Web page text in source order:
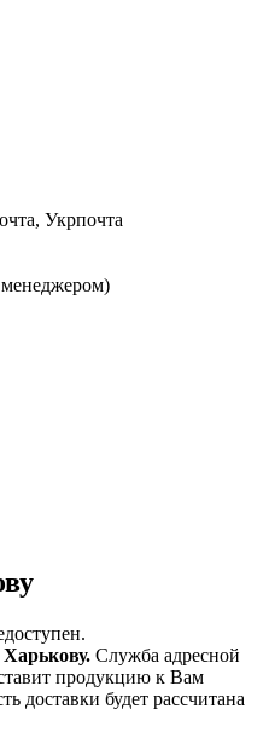
Укрпочта
Служба адресной
продукцию к Вам
доставки будет рассчитана